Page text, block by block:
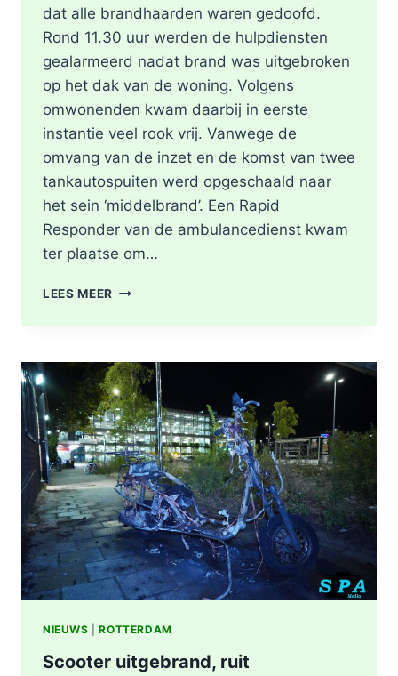
dat alle brandhaarden waren gedoofd.
Rond 11.30 uur werden de hulpdiensten
gealarmeerd nadat brand was uitgebroken
op het dak van de woning. Volgens
omwonenden kwam daarbij in eerste
instantie veel rook vrij. Vanwege de
omvang van de inzet en de komst van twee
tankautospuiten werd opgeschaald naar
het sein ‘middelbrand’. Een Rapid
Responder van de ambulancedienst kwam
ter plaatse om…
LEES MEER BRAND
WONING
TIJDENS
WERKZAAMHEDEN
AAN
LIEVEN
DE
KEYSTRAAT
IN
ROTTERDAM
NIEUWS |ROTTERDAM
Scooter uitgebrand, ruit